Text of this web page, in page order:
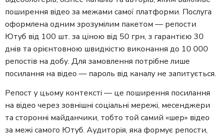
поширення відео за межами самої платформи. Послуга
оформлена одним зрозумілим пакетом — репости
Ютуб від 100 шт. за ціною від 50 грн, з гарантією 30
днів та орієнтовною швидкістю виконання до 10 000
репостів на добу. Для замовлення потрібне лише
посилання на відео — пароль від каналу не запитується.
Репост у цьому контексті — це поширення посилання
на відео через зовнішні соціальні мережі, месенджери
та сторонні майданчики, тобто той самий «шер» відео
за межі самого Ютуб. Аудиторія, яка формує репости,